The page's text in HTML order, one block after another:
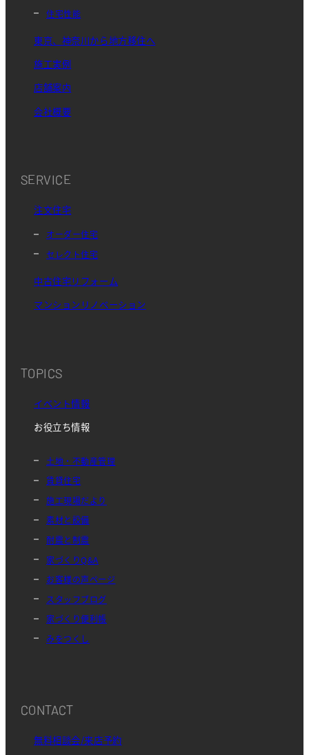
住宅性能
東京、神奈川から地方移住へ
施工実例
店舗案内
会社概要
SERVICE
注文住宅
オーダー住宅
セレクト住宅
中古住宅リフォーム
マンションリノベーション
TOPICS
イベント情報
お役立ち情報
土地・不動産管理
賃貸住宅
施工現場だより
素材と設備
耐震と制震
家づくりQ&A
お客様の声ページ
スタッフブログ
家づくり便利帳
みをつくし
CONTACT
無料相談会/来店予約